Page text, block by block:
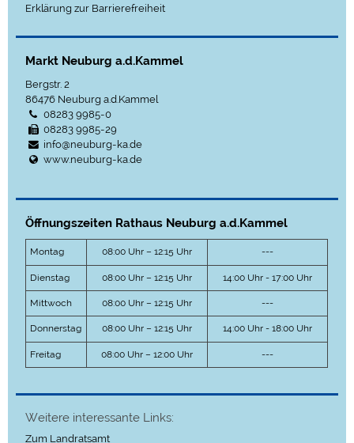
Erklärung zur Barrierefreiheit
Markt Neuburg a.d.Kammel
Bergstr. 2
86476 Neuburg a.d.Kammel
08283 9985-0
08283 9985-29
info@neuburg-ka.de
www.neuburg-ka.de
Öffnungszeiten Rathaus Neuburg a.d.Kammel
Montag 08:00 Uhr – 12:15 Uhr ---
Dienstag 08:00 Uhr – 12:15 Uhr 14:00 Uhr - 17:00 Uhr
Mittwoch 08:00 Uhr – 12:15 Uhr ---
Donnerstag 08:00 Uhr – 12:15 Uhr 14:00 Uhr - 18:00 Uhr
Freitag 08:00 Uhr – 12:00 Uhr ---
Weitere interessante Links:
Zum Landratsamt